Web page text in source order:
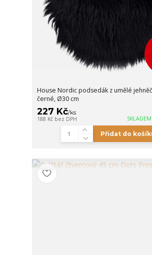
House Nordic podsedák z umělé
černé, Ø30 cm
227 Kč/ks
188 Kč bez DPH
Přidat do